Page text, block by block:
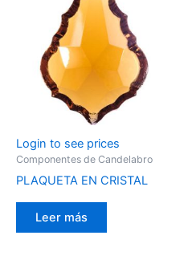
Login to see prices
Componentes de Candelabro
PLAQUETA EN CRISTAL
Leer más